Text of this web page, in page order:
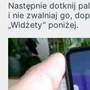
Następnie dotknij
i nie zwalniaj go,
„Widżety” poniżej.